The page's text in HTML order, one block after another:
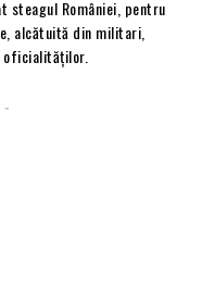
României, pentru
alcătuită din militari,
-